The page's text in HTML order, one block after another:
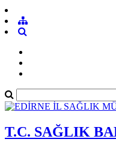
T.C. SAĞLIK